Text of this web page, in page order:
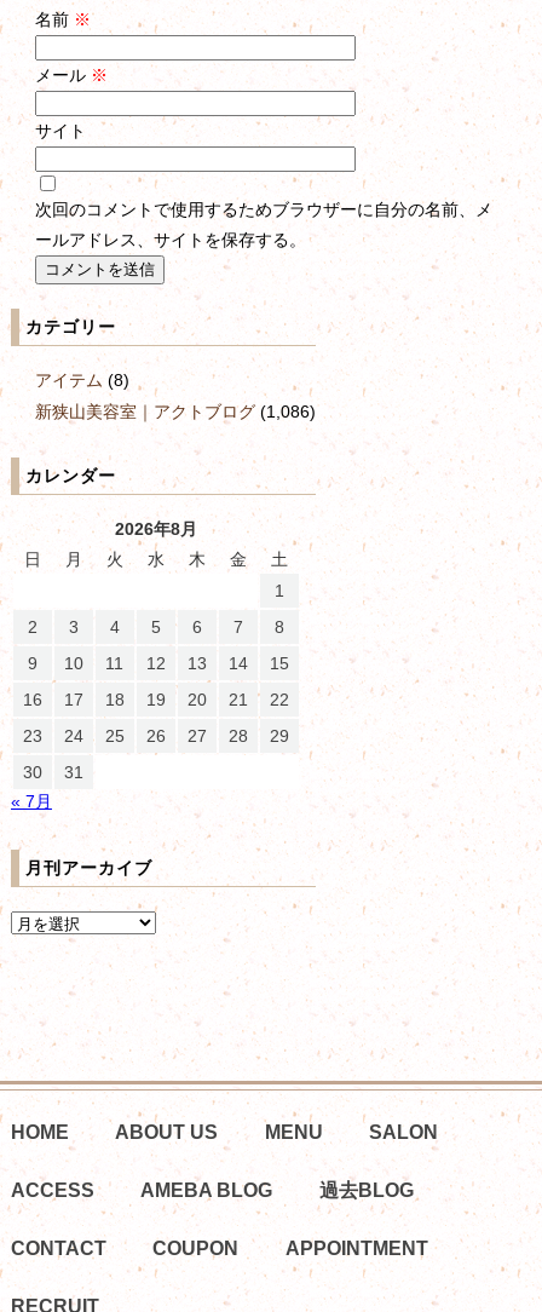
名前 ※
メール ※
サイト
次回のコメントで使用するためブラウザーに自分の名前、メ
ールアドレス、サイトを保存する。
カテゴリー
アイテム (8)
新狭山美容室｜アクトブログ(1,086)
カレンダー
2026年8月
日
月 火 水 木 金
土
1
2
3 4 5 6 7
8
9
10 11 12 13 14
15
16
17 18 19 20 21
22
23
24 25 26 27 28
29
30
31
« 7月
月刊アーカイブ
HOME ABOUT US MENU SALON
ACCESS AMEBA BLOG 過去BLOG
CONTACT COUPON APPOINTMENT
RECRUIT